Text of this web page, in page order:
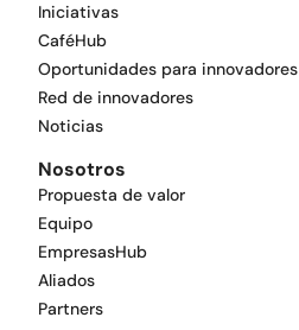
Iniciativas
CaféHub
Oportunidades para innovadores
Red de innovadores
Noticias
Nosotros
Propuesta de valor
Equipo
EmpresasHub
Aliados
Partners